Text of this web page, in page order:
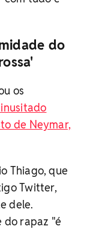
do
os
de Neymar,
Thiago, que
Twitter,
dele.
do rapaz "é